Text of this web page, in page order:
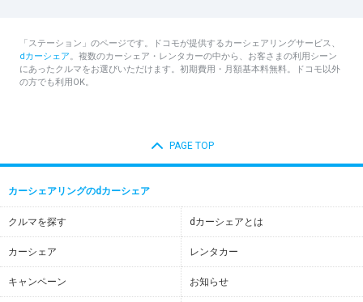
「ステーション」のページです。ドコモが提供するカーシェアリングサービス、
dカーシェア。複数のカーシェア・レンタカーの中から、お客さまの利用シーン
にあったクルマをお選びいただけます。初期費用・月額基本料無料。ドコモ以外
の方でも利用OK。
PAGE TOP
カーシェアリングのdカーシェア
クルマを探す dカーシェアとは
カーシェア レンタカー
キャンペーン お知らせ